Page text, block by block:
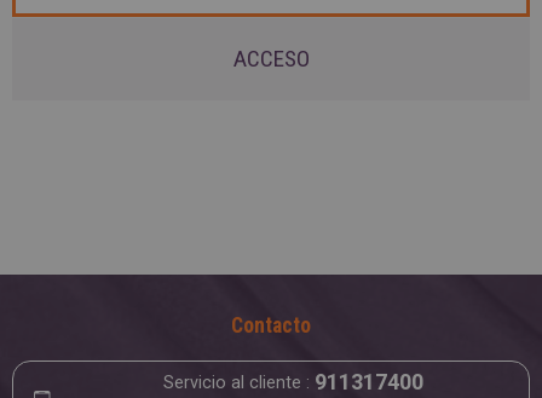
ACCESO
Contacto
Servicio al cliente : 911317400